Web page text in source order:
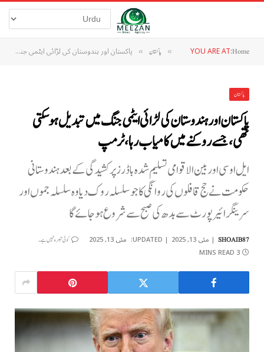
YOU ARE AT:Home
» پاکستان » پاکستان اور ہندوستان کی لڑائی ایٹمی جنگ میں تبدیل ہو سکتی تھی، جسے روکنے میں کامیاب رہا، ٹرمپ
پاکستان
پاکستان اور ہندوستان کی لڑائی ایٹمی جنگ میں تبدیل ہو سکتی
تھی، جسے روکنے میں کامیاب رہا، ٹرمپ
ایل او سی اور بین الاقوامی تسلیم شدہ باڈرز پر کشیدگی کے بعد ہندوستانی
حکومت نے حج قافلوں کی روانگی کا جو سلسلہ روک دیا وہ سلسلہ جموں اور
سرینگر ائیرپورٹ سے بدھ کی صبح سے شروع ہوجائے گا
SHOAIB87 مئی 13, 2025 UPDATED: مئی 13, 2025 کوئی تبصرہ نہیں ہے۔
3 MINS READ